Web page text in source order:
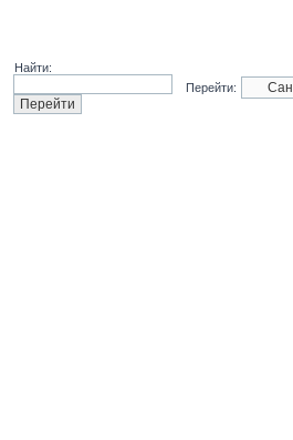
Найти:
Перейти: